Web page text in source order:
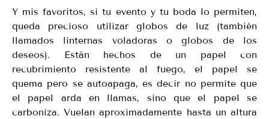
Y mis favoritos, si tu evento y tu boda lo permiten,
queda precioso utilizar globos de luz (también
llamados linternas voladoras o globos de los
deseos). Están hechos de un papel con
recubrimiento resistente al fuego, el papel se
quema pero se autoapaga, es decir no permite que
el papel arda en llamas, sino que el papel se
carboniza. Vuelan aproximadamente hasta un altura